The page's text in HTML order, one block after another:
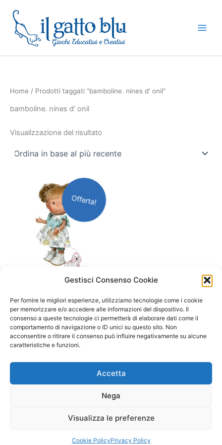
Gestisci Consenso Cookie
Per fornire le migliori esperienze, utilizziamo tecnologie come i cookie
per memorizzare e/o accedere alle informazioni del dispositivo. Il
consenso a queste tecnologie ci permetterà di elaborare dati come il
comportamento di navigazione o ID unici su questo sito. Non
acconsentire o ritirare il consenso può influire negativamente su alcune
caratteristiche e funzioni.
Accetta
Nega
Visualizza le preferenze
Cookie PolicyPrivacy Policy
contenuto
Home / Prodotti taggati “bamboline. nines d' onil”
bamboline. nines d' onil
Visualizzazione del risultato
Offerta!
Pippa color menta con
cagnolino – Nines d’onil
69,90€
prezzo
originale
era:
69,90€.
59,90€
prezzo
attuale
è:
59,90€.
Aggiungi al carrello
Copyright © 2026 Il Gatto Blu Giochi educativi Montessori e